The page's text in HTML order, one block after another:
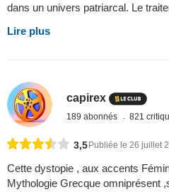
dans un univers patriarcal. Le
Lire plus
capirex
189 abonnés 821
3,5 Publiée le 26 juillet
Cette dystopie , aux accents
Mythologie Grecque omniprésent